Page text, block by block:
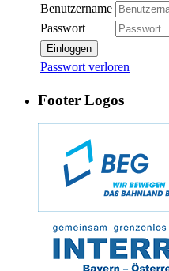
Benutzername
Passwort
Einloggen
Passwort verloren
Footer Logos